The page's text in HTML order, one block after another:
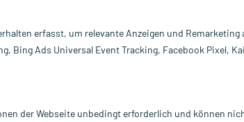
inkl. MwSt. zzgl. Versandkosten
PZN:
Hersteller:
erfasst, um relevante Anzeigen und Remarketing
Bing Ads Universal Event Tracking, Facebook Pixel,
der Webseite unbedingt erforderlich und können